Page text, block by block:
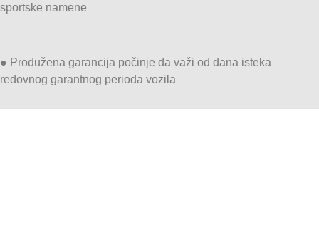
sportske namene
● Produžena garancija počinje da važi od dana isteka
redovnog garantnog perioda vozila